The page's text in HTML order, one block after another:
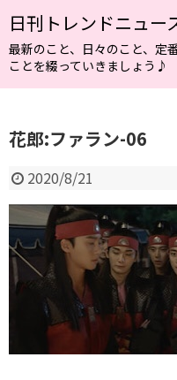
日刊トレンドニュー
最新のこと、日々のこと、定
ことを綴っていきましょう♪
花郎:ファラン-06
2020/8/21